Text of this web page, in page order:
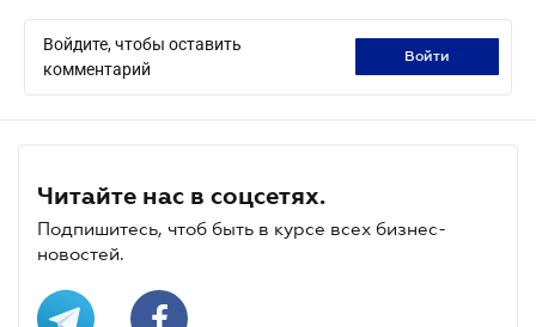
Войдите, чтобы оставить
комментарий
войти
Читайте нас в соцсетях.
Подпишитесь, чтоб быть в курсе всех бизнес-
новостей.